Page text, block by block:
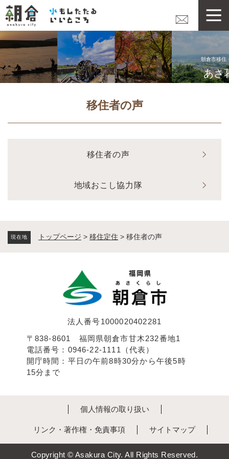
ペ
ー
ジ
の
先
頭
で
す
メニューを飛ばして本文へ
朝倉市移住
あさ
現在地 トップページ > 移住定住 > 移住者の声
移住者の声
移住者の声
地域おこし協力隊
法人番号1000020402281
〒838-8601 福岡県朝倉市甘木232番地1
電話番号：0946-22-1111（代表）
開庁時間：平日の午前8時30分から午後5時
15分まで
個人情報の取り扱い
リンク・著作権・免責事項 サイトマップ
Copyright © Asakura City. All Rights Reserved.